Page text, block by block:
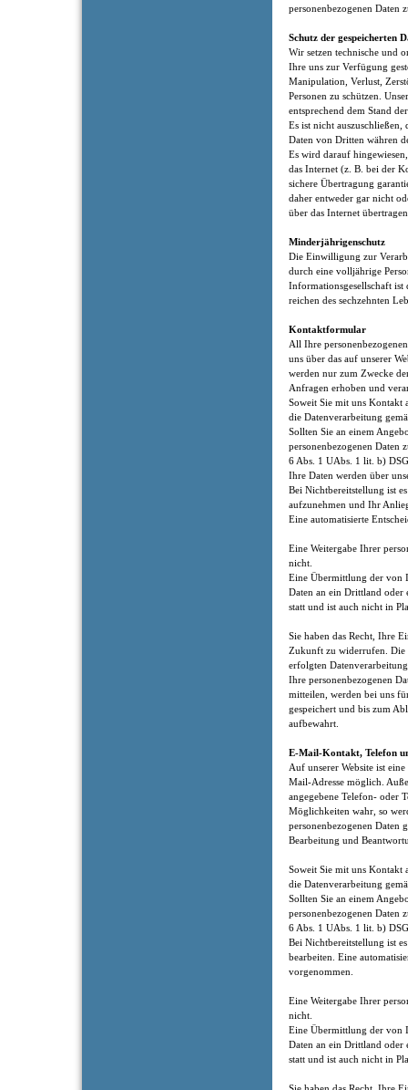
personenbezogenen Daten
Schutz der gespeicherten
Wir setzen technische und
Ihre uns zur Verfügung
Manipulation, Verlust,
Personen zu schützen.
entsprechend dem Stand
Es ist nicht auszuschließen,
Daten von Dritten währen
Es wird darauf
das Internet (z. B. bei der
sichere Übertragung
daher entweder gar nicht
über das Internet
Minderjährigenschutz
Die Einwilligung zur
durch eine volljährige
Informationsgesellschaft
reichen des sechzehnten
Kontaktformular
All Ihre
uns über das auf unserer
werden nur zum Zwecke
Anfragen erhoben und
Soweit Sie mit uns
die Datenverarbeitung
Sollten Sie an einem
personenbezogenen Daten
6 Abs. 1 UAbs. 1 lit. b)
Ihre Daten werden über
Bei Nichtbereitstellung ist
aufzunehmen und Ihr
Eine automatisierte
Eine Weitergabe Ihrer
nicht.
Eine Übermittlung der von
Daten an ein Drittland oder
statt und ist auch nicht in
Sie haben das Recht, Ihre
Zukunft zu widerrufen. Die
erfolgten
Ihre personenbezogenen
mitteilen, werden bei uns
gespeichert und bis zum
aufbewahrt.
E-Mail-Kontakt, Telefon
Auf unserer Website ist
Mail-Adresse möglich.
angegebene Telefon- oder
Möglichkeiten wahr, so
personenbezogenen Daten
Bearbeitung und
Soweit Sie mit uns
die Datenverarbeitung
Sollten Sie an einem
personenbezogenen Daten
6 Abs. 1 UAbs. 1 lit. b)
Bei Nichtbereitstellung ist
bearbeiten. Eine
vorgenommen.
Eine Weitergabe Ihrer
nicht.
Eine Übermittlung der von
Daten an ein Drittland oder
statt und ist auch nicht in